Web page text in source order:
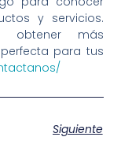
y servicios.
obtener más
para tus
Siguiente